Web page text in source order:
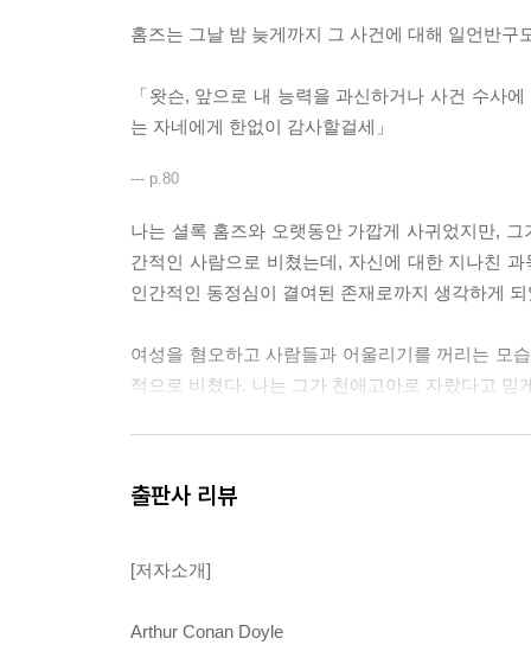
홈즈는 그날 밤 늦게까지 그 사건에 대해 일언반
「왓슨, 앞으로 내 능력을 과신하거나 사건 수사
는 자네에게 한없이 감사할걸세」
--- p.80
나는 셜록 홈즈와 오랫동안 가깝게 사귀었지만,
간적인 사람으로 비쳤는데, 자신에 대한 지나친
인간적인 동정심이 결여된 존재로까지 생각하게
여성을 혐오하고 사람들과 어울리기를 꺼리는 모
적으로 비쳤다. 나는 그가 천애고아로 자랐다고
했다. 내가 말했다.
「지금까지 자네가 한 얘기를 종합해 보면 말일세
홈즈는 생각에 잠겨 대답했다.
출판사 리뷰
[저자소개]
Arthur Conan Doyle